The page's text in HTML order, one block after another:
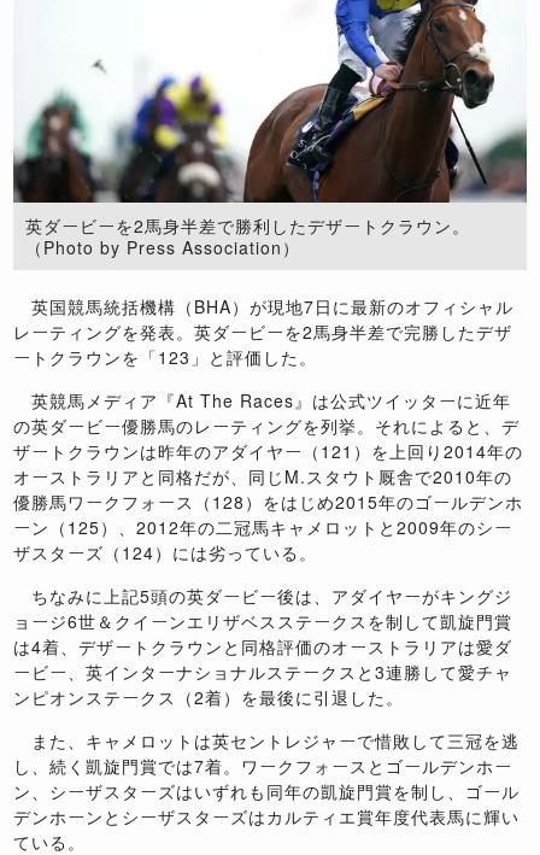
英ダービーを2馬身半差で勝利したデザートクラウン。
（Photo by Press Association）
英国競馬統括機構（BHA）が現地7日に最新のオフィシャル
レーティングを発表。英ダービーを2馬身半差で完勝したデザ
ートクラウンを「123」と評価した。
英競馬メディア『At The Races』は公式ツイッターに近年
の英ダービー優勝馬のレーティングを列挙。それによると、デ
ザートクラウンは昨年のアダイヤー（121）を上回り2014年の
オーストラリアと同格だが、同じM.スタウト厩舎で2010年の
優勝馬ワークフォース（128）をはじめ2015年のゴールデンホ
ーン（125）、2012年の二冠馬キャメロットと2009年のシー
ザスターズ（124）には劣っている。
ちなみに上記5頭の英ダービー後は、アダイヤーがキングジ
ョージ6世＆クイーンエリザベスステークスを制して凱旋門賞
は4着、デザートクラウンと同格評価のオーストラリアは愛ダ
ービー、英インターナショナルステークスと3連勝して愛チャ
ンピオンステークス（2着）を最後に引退した。
また、キャメロットは英セントレジャーで惜敗して三冠を逃
し、続く凱旋門賞では7着。ワークフォースとゴールデンホー
ン、シーザスターズはいずれも同年の凱旋門賞を制し、ゴール
デンホーンとシーザスターズはカルティエ賞年度代表馬に輝い
ている。